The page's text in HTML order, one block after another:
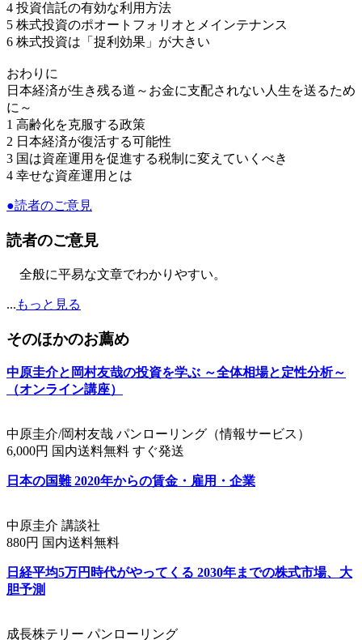
4 投資信託の有効な利用方法
5 株式投資のポオートフォリオとメインテナンス
6 株式投資は「捉利効果」が大きい
おわりに
日本経済が生き残る道～お金に支配されない人生を送るため
に～
1 高齢化を克服する政策
2 日本経済が復活する可能性
3 国は資産運用を促進する税制に変えていくべき
4 幸せな資産運用とは
●読者のご意見
読者のご意見
全般に平易な文章でわかりやすい。
... もっと見る
そのほかのお薦め
中原圭介と岡村友哉の投資を学ぶ ～全体相場と定性分析～
（オンライン講座）
中原圭介/岡村友哉 パンローリング（情報サービス）
6,000円 国内送料無料 すぐ発送
日本の国難 2020年からの賃金・雇用・企業
中原圭介 講談社
880円 国内送料無料
日経平均5万円時代がやってくる 2030年までの株式市場、大
胆予測
成長株テリー パンローリング